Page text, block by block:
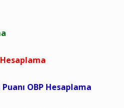
OBP Hesaplama